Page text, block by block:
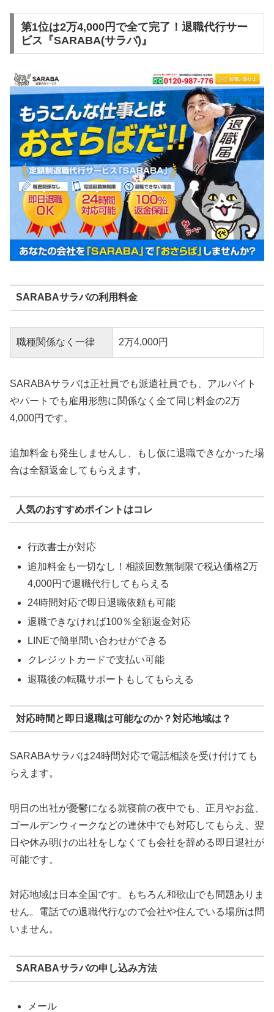
第1位は2万4,000円で全て完了！退職代行サー
ビス『SARABA(サラバ)』
SARABAサラバの利用料金
職種関係なく一律 2万4,000円
SARABAサラバは正社員でも派遣社員でも、アルバイト
やパートでも雇用形態に関係なく全て同じ料金の2万
4,000円です。
追加料金も発生しませんし、もし仮に退職できなかった場
合は全額返金してもらえます。
人気のおすすめポイントはコレ
行政書士が対応
追加料金も一切なし！相談回数無制限で税込価格2万
4,000円で退職代行してもらえる
24時間対応で即日退職依頼も可能
退職できなければ100％全額返金対応
LINEで簡単問い合わせができる
クレジットカードで支払い可能
退職後の転職サポートもしてもらえる
対応時間と即日退職は可能なのか？対応地域は？
SARABAサラバは24時間対応で電話相談を受け付けても
らえます。
明日の出社が憂鬱になる就寝前の夜中でも、正月やお盆、
ゴールデンウィークなどの連休中でも対応してもらえ、翌
日や休み明けの出社をしなくても会社を辞める即日退社が
可能です。
対応地域は日本全国です。もちろん和歌山でも問題ありま
せん。電話での退職代行なので会社や住んでいる場所は問
いません。
SARABAサラバの申し込み方法
メール